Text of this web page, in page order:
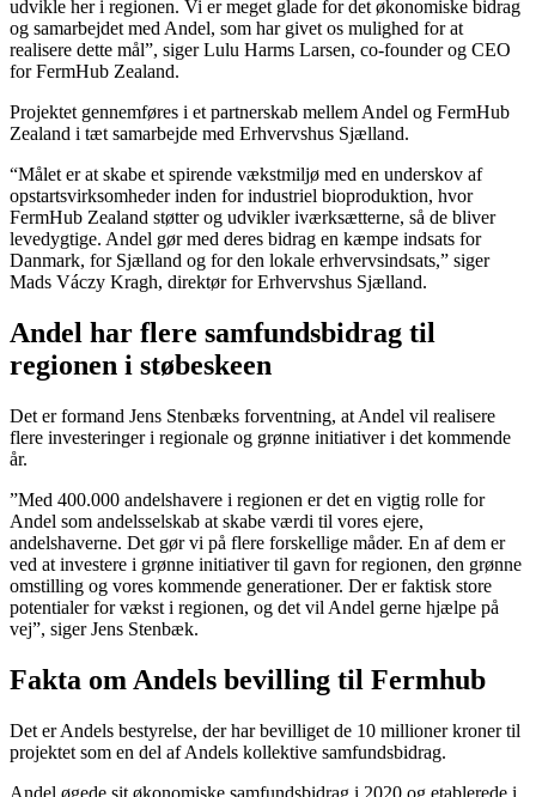
udvikle her i regionen. Vi er meget glade for det økonomiske bidrag
og samarbejdet med Andel, som har givet os mulighed for at
realisere dette mål”, siger Lulu Harms Larsen, co-founder og CEO
for FermHub Zealand.
Projektet gennemføres i et partnerskab mellem Andel og FermHub
Zealand i tæt samarbejde med Erhvervshus Sjælland.
“Målet er at skabe et spirende vækstmiljø med en underskov af
opstartsvirksomheder inden for industriel bioproduktion, hvor
FermHub Zealand støtter og udvikler iværksætterne, så de bliver
levedygtige. Andel gør med deres bidrag en kæmpe indsats for
Danmark, for Sjælland og for den lokale erhvervsindsats,” siger
Mads Váczy Kragh, direktør for Erhvervshus Sjælland.
Andel har flere samfundsbidrag til
regionen i støbeskeen
Det er formand Jens Stenbæks forventning, at Andel vil realisere
flere investeringer i regionale og grønne initiativer i det kommende
år.
”Med 400.000 andelshavere i regionen er det en vigtig rolle for
Andel som andelsselskab at skabe værdi til vores ejere,
andelshaverne. Det gør vi på flere forskellige måder. En af dem er
ved at investere i grønne initiativer til gavn for regionen, den grønne
omstilling og vores kommende generationer. Der er faktisk store
potentialer for vækst i regionen, og det vil Andel gerne hjælpe på
vej”, siger Jens Stenbæk.
Fakta om Andels bevilling til Fermhub
Det er Andels bestyrelse, der har bevilliget de 10 millioner kroner til
projektet som en del af Andels kollektive samfundsbidrag.
Andel øgede sit økonomiske samfundsbidrag i 2020 og etablerede i